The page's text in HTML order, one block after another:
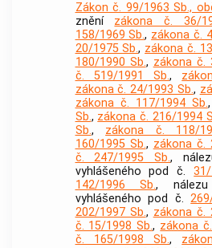
Zákon č. 99/1963 Sb.,
znění zákona č. 36/
158/1969 Sb., zákona č.
20/1975 Sb., zákona č.
180/1990 Sb., zákona č.
č. 519/1991 Sb.,
zákona č. 24/1993 Sb.,
zákona č. 117/1994 Sb.,
Sb., zákona č. 216/1994
Sb., zákona č. 118/
160/1995 Sb., zákona č.
č. 247/1995 Sb.,
vyhlášeného pod č.
142/1996 Sb., nálezu
vyhlášeného pod č.
202/1997 Sb., zákona č.
č. 15/1998 Sb., zákona
č. 165/1998 Sb.,